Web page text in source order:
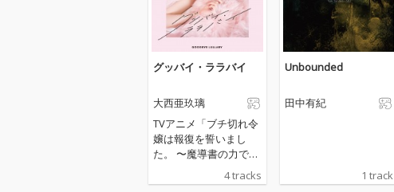
グッバイ・ララバイ
大西亜玖璃
TVアニメ「ブチ切れ令
嬢は報復を誓いまし
た。 〜魔導書の力で祖
国を叩き潰します〜」
エンディングテーマ
4 tracks
Unbounded
田中有紀
1 track